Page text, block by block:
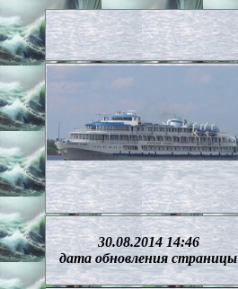
30.08.2014 14:46
дата обновления страницы